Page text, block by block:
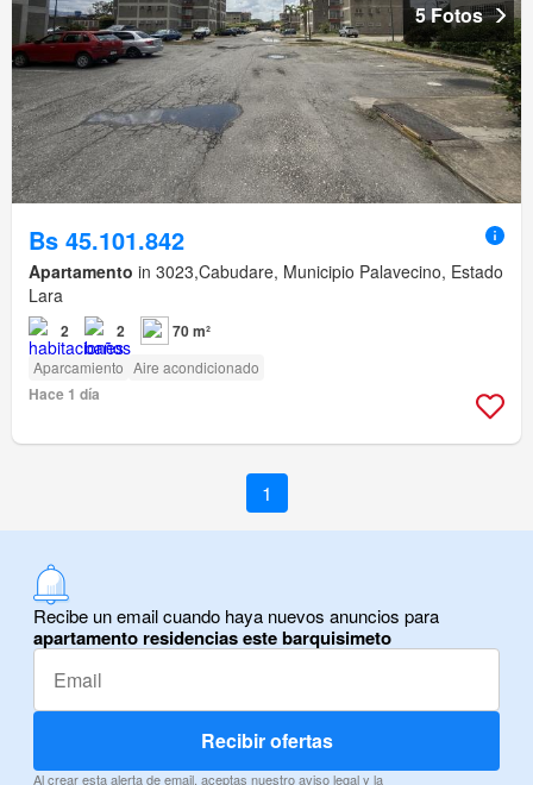
5 Fotos
Bs 45.101.842
Apartamento in 3023,Cabudare, Municipio Palavecino, Estado
Lara
2 2 70 m²
Aparcamiento Aire acondicionado
Hace 1 día
1
Recibe un email cuando haya nuevos anuncios para
apartamento residencias este barquisimeto
Recibir ofertas
Al crear esta alerta de email, aceptas nuestroaviso legaly la